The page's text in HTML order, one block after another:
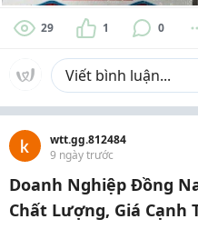
29 1 0
wtt.gg.812484
9 ngày trước
Doanh Nghiệp Đồng
Chất Lượng, Giá Cạnh